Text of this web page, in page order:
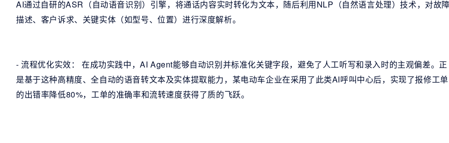
AI通过自研的ASR（自动语音识别）引擎，将通话内容实时转化为文本，随后利用NLP（自然语言处理）技术，对故障
描述、客户诉求、关键实体（如型号、位置）进行深度解析。
- 流程优化实效： 在成功实践中，AI Agent能够自动识别并标准化关键字段，避免了人工听写和录入时的主观偏差。正
是基于这种高精度、全自动的语音转文本及实体提取能力，某电动车企业在采用了此类AI呼叫中心后，实现了报修工单
的出错率降低80%，工单的准确率和流转速度获得了质的飞跃。